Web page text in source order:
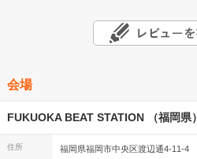
会場
FUKUOKA BEAT STATION （福岡県）
住所 福岡県福岡市中央区渡辺通4-11-4